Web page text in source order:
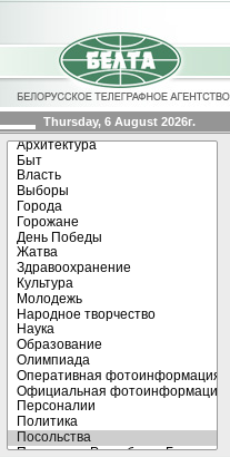
Thursday, 6 August 2026г.